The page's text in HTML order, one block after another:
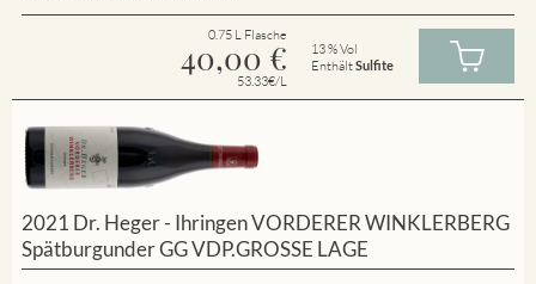
0.75 L Flasche
40,00 €
53.33€/L
13 % Vol
EnthältSulfite
2021 Dr. Heger - Ihringen VORDERER WINKLERBERG
Spätburgunder GG VDP.GROSSE LAGE